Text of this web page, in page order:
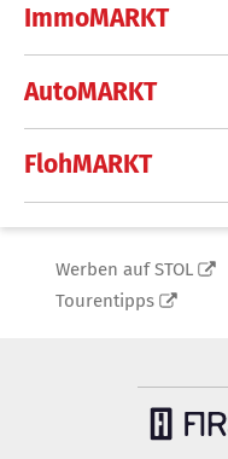
ImmoMARKT
AutoMARKT
FlohMARKT
Werben auf STOL
Tourentipps